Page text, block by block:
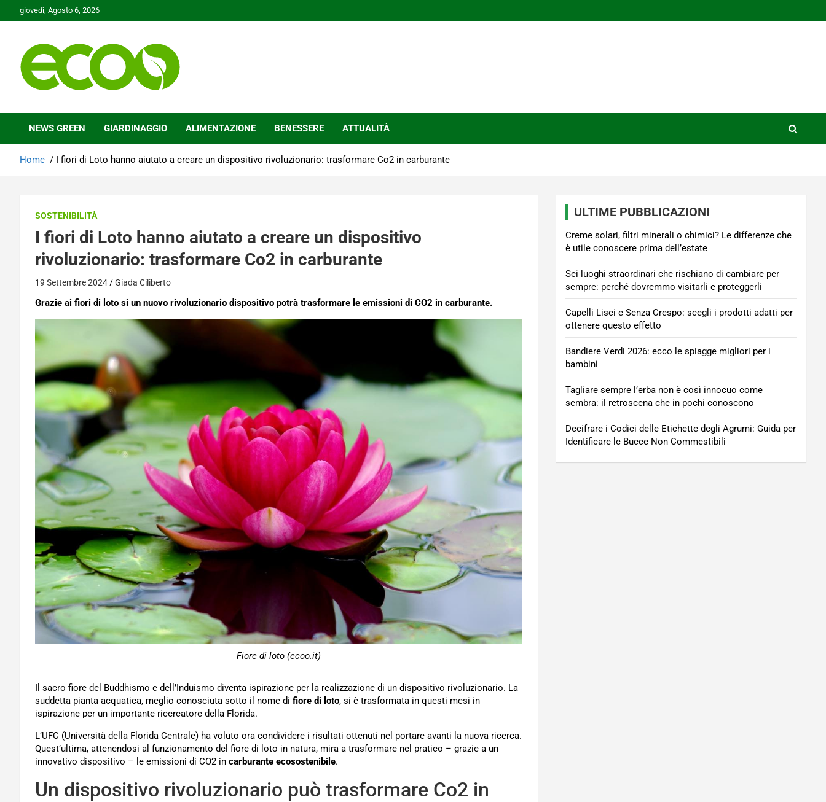
to
giovedì, Agosto 6, 2026
Ecoo.it
NEWS GREEN GIARDINAGGIO ALIMENTAZIONE BENESSERE ATTUALITÀ
Home I fiori di Loto hanno aiutato a creare un dispositivo rivoluzionario: trasformare Co2 in carburante
SOSTENIBILITÀ
I fiori di Loto hanno aiutato a creare un dispositivo
rivoluzionario: trasformare Co2 in carburante
19 Settembre 2024 Giada Ciliberto
Grazie ai fiori di loto si un nuovo rivoluzionario dispositivo potrà trasformare le emissioni di CO2 in carburante.
Fiore di loto (ecoo.it)
Il sacro fiore del Buddhismo e dell’Induismo diventa ispirazione per la realizzazione di un dispositivo rivoluzionario. La
suddetta pianta acquatica, meglio conosciuta sotto il nome di fiore di loto, si è trasformata in questi mesi in
ispirazione per un importante ricercatore della Florida.
L’UFC (Università della Florida Centrale) ha voluto ora condividere i risultati ottenuti nel portare avanti la nuova ricerca.
Quest’ultima, attenendosi al funzionamento del fiore di loto in natura, mira a trasformare nel pratico – grazie a un
innovativo dispositivo – le emissioni di CO2 in carburante ecosostenibile.
Un dispositivo rivoluzionario può trasformare Co2 in
ULTIME PUBBLICAZIONI
Creme solari, filtri minerali o chimici? Le differenze che
è utile conoscere prima dell’estate
Sei luoghi straordinari che rischiano di cambiare per
sempre: perché dovremmo visitarli e proteggerli
Capelli Lisci e Senza Crespo: scegli i prodotti adatti per
ottenere questo effetto
Bandiere Verdi 2026: ecco le spiagge migliori per i
bambini
Tagliare sempre l’erba non è così innocuo come
sembra: il retroscena che in pochi conoscono
Decifrare i Codici delle Etichette degli Agrumi: Guida per
Identificare le Bucce Non Commestibili